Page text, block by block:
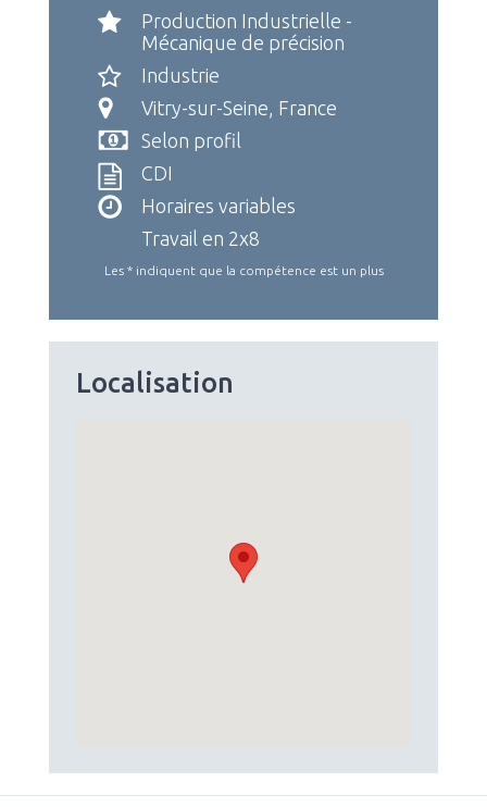
Production Industrielle -
Mécanique de précision
Industrie
Vitry-sur-Seine, France
Selon profil
CDI
Horaires variables
Travail en 2x8
Les * indiquent que la compétence est un plus
Localisation